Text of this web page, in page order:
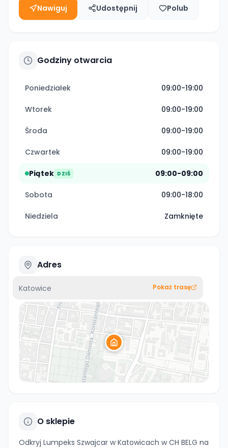
Nawiguj Udostępnij Polub
Godziny otwarcia
Poniedziałek 09:00-19:00
Wtorek 09:00-19:00
Środa 09:00-19:00
Czwartek 09:00-19:00
Piątek DZIŚ 09:00-09:00
Sobota 09:00-18:00
Niedziela Zamknięte
Adres
Katowice Pokaż trasę
O sklepie
Odkryj Lumpeks Szwajcar w Katowicach w CH BELG na